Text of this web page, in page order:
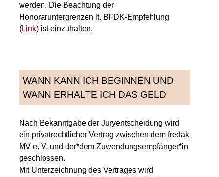
werden. Die Beachtung der
Honoraruntergrenzen lt. BFDK-Empfehlung
(Link) ist einzuhalten.
WANN KANN ICH BEGINNEN UND
WANN ERHALTE ICH DAS GELD
Nach Bekanntgabe der Juryentscheidung wird
ein privatrechtlicher Vertrag zwischen dem fredak
MV e. V. und der*dem Zuwendungsempfänger*in
geschlossen.
Mit Unterzeichnung des Vertrages wird